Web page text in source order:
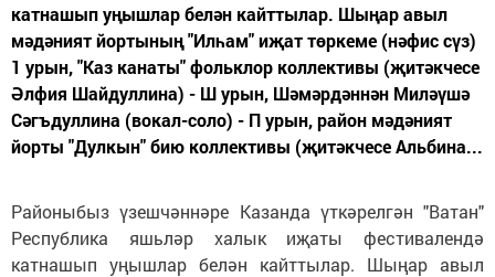
катнашып уңышлар белән кайттылар. Шыңар авыл
мәдәният йортының "Илһам" иҗат төркеме (нәфис сүз)
1 урын, "Каз канаты" фольклор коллективы (җитәкчесе
Әлфия Шайдуллина) - Ш урын, Шәмәрдәннән Миләүшә
Сәгъдуллина (вокал-соло) - П урын, район мәдәният
йорты "Дулкын" бию коллективы (җитәкчесе Альбина...
Районыбыз үзешчәннәре Казанда үткәрелгән "Ватан"
Республика яшьләр халык иҗаты фестивалендә
катнашып уңышлар белән кайттылар. Шыңар авыл